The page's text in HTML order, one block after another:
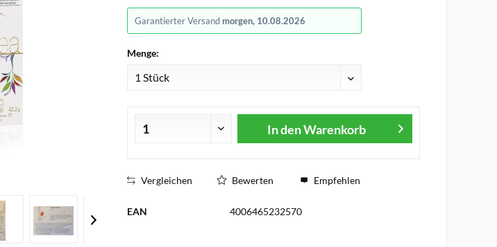
Garantierter Versand morgen, 10.08.2026
Menge:
In denWarenkorb
Vergleichen Bewerten Empfehlen
EAN 4006465232570